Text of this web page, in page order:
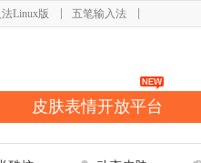
Linux版 五笔输入法
皮肤表情开放平台